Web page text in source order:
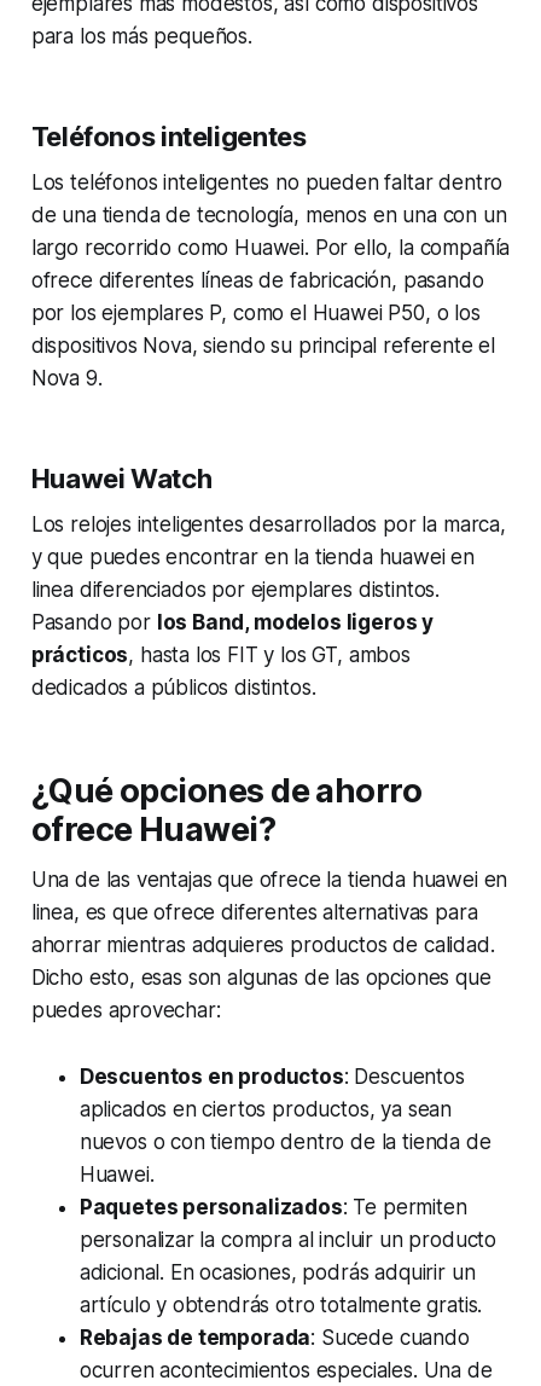
para los más pequeños.
Teléfonos inteligentes
Los teléfonos inteligentes no pueden faltar dentro
de una tienda de tecnología, menos en una con un
largo recorrido como Huawei. Por ello, la compañía
ofrece diferentes líneas de fabricación, pasando
por los ejemplares P, como el Huawei P50, o los
dispositivos Nova, siendo su principal referente el
Nova 9.
Huawei Watch
Los relojes inteligentes desarrollados por la marca,
y que puedes encontrar en la tienda huawei en
linea diferenciados por ejemplares distintos.
Pasando por los Band, modelos ligeros y
prácticos, hasta los FIT y los GT, ambos
dedicados a públicos distintos.
¿Qué opciones de ahorro
ofrece Huawei?
Una de las ventajas que ofrece la tienda huawei en
linea, es que ofrece diferentes alternativas para
ahorrar mientras adquieres productos de calidad.
Dicho esto, esas son algunas de las opciones que
puedes aprovechar:
Descuentos en productos: Descuentos
aplicados en ciertos productos, ya sean
nuevos o con tiempo dentro de la tienda de
Huawei.
Paquetes personalizados: Te permiten
personalizar la compra al incluir un producto
adicional. En ocasiones, podrás adquirir un
artículo y obtendrás otro totalmente gratis.
Rebajas de temporada: Sucede cuando
ocurren acontecimientos especiales. Una de